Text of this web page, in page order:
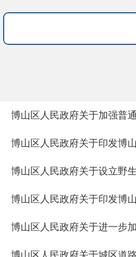
博山区人民政府关于加强普
博山区人民政府关于印发博
博山区人民政府关于设立野
博山区人民政府关于印发博
博山区人民政府关于进一步
博山区人民政府关于城区道